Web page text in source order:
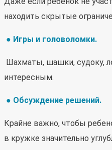
находить скрытые
● Игры и головоломки.
Шахматы, шашки, судоку,
интересным.
● Обсуждение решений.
Крайне важно, чтобы
в кружке значительно